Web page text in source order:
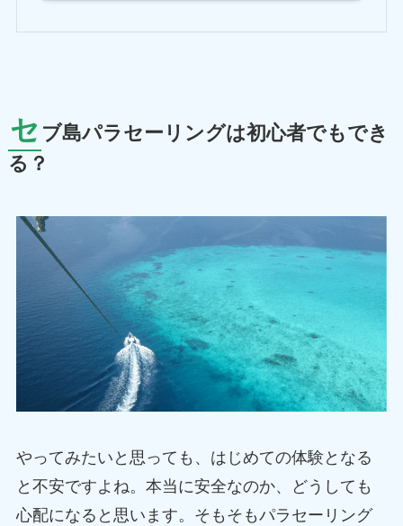
セ ブ島パラセーリングは初心者でもでき
る？
やってみたいと思っても、はじめての体験となる
と不安ですよね。本当に安全なのか、どうしても
心配になると思います。そもそもパラセーリング